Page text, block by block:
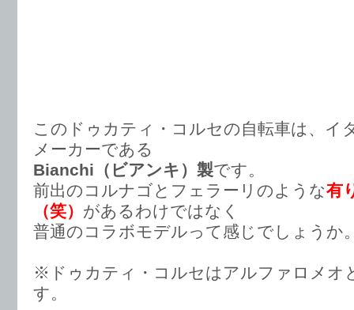
このドゥカティ・コルセの自転車は、イ
メーカーである
Bianchi（ビアンキ）製です。
前出のコルナゴとフェラーリのような有
（笑） があるわけではなく
普通のコラボモデルって感じでしょうか
※ドゥカティ・コルセはアルファロメオ
す。